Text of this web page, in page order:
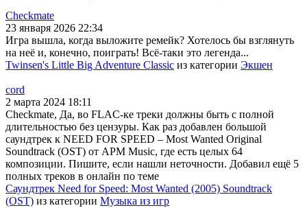
Checkmate
23 января 2026 22:34
Игра вышла, когда выложите ремейк? Хотелось бы взглянуть
на неё и, конечно, поиграть! Всё-таки это легенда...
Twinsen's Little Big Adventure Classic из категории Экшен
cord
2 марта 2024 18:11
Checkmate, Да, во FLAC-ке треки должны быть с полной
длительностью без цензуры. Как раз добавлен большой
саундтрек к NEED FOR SPEED – Most Wanted Original
Soundtrack (OST) от APM Music, где есть целых 64
композиции. Пишите, если нашли неточности. Добавил ещё 5
полных треков в онлайн по теме
Саундтрек Need for Speed: Most Wanted (2005) Soundtrack
(OST) из категории Музыка из игр